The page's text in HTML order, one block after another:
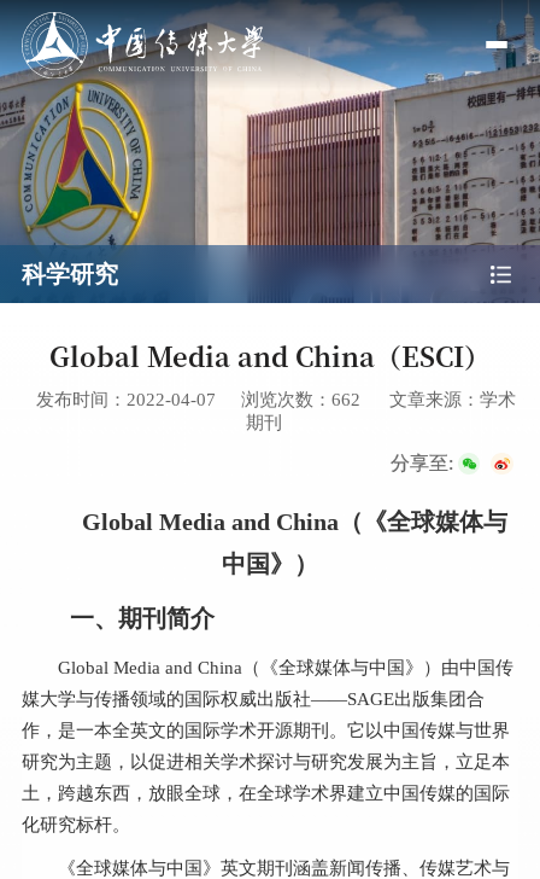
科学研究
Global Media and China（ESCI）
发布时间：2022-04-07 浏览次数： 662
文章来源：学术
期刊
分享至:
Global Media and China（《全球媒体与
中国》）
一、期刊简介
Global Media and China（《全球媒体与中国》）由中国传
媒大学与传播领域的国际权威出版社——SAGE出版集团合
作，是一本全英文的国际学术开源期刊。它以中国传媒与世界
研究为主题，以促进相关学术探讨与研究发展为主旨，立足本
土，跨越东西，放眼全球，在全球学术界建立中国传媒的国际
化研究标杆。
《全球媒体与中国》英文期刊涵盖新闻传播、传媒艺术与